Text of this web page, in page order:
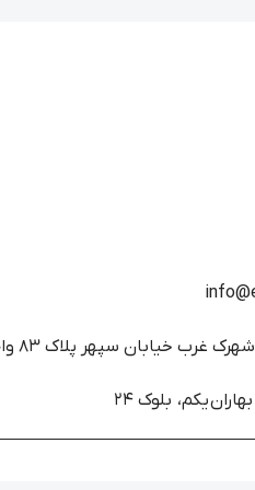
غرب خیابان سپهر پلاک 83 واحد یک
یکم، بلوک 24